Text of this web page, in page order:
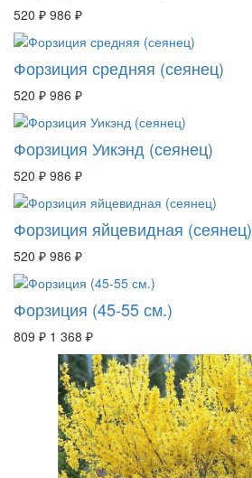
520 ₽ 986 ₽
Форзиция средняя (сеянец)
520 ₽ 986 ₽
Форзиция Уикэнд (сеянец)
520 ₽ 986 ₽
Форзиция яйцевидная (сеянец)
520 ₽ 986 ₽
Форзиция (45-55 см.)
809 ₽ 1 368 ₽